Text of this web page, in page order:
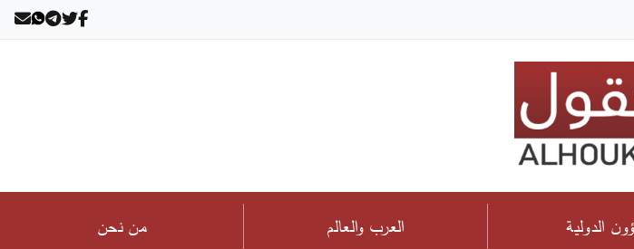
الدولية العرب والعالم من نحن